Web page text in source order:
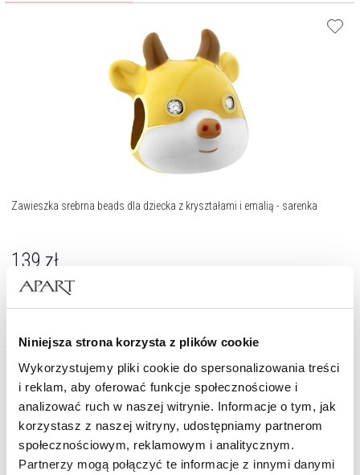
Niniejsza strona korzysta z plików cookie
Wykorzystujemy pliki cookie do spersonalizowania treści
i reklam, aby oferować funkcje społecznościowe i
analizować ruch w naszej witrynie. Informacje o tym, jak
korzystasz z naszej witryny, udostępniamy partnerom
społecznościowym, reklamowym i analitycznym.
Partnerzy mogą połączyć te informacje z innymi danymi
Zawieszka srebrna beads dla dziecka z kryształami i emalią - sarenka
139 zł